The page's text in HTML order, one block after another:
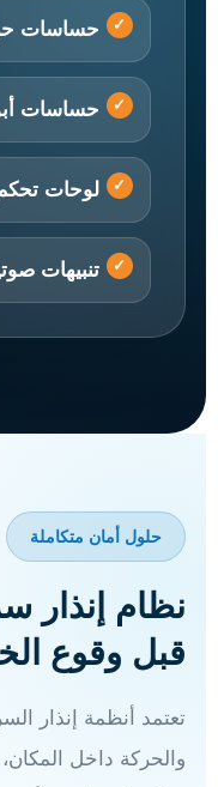
حساسات
حساسات
لوحات
تنبيهات
حلول أمان متكاملة
نظام إنذار
قبل وقوع
تعتمد أنظمة إنذار
والحركة داخل